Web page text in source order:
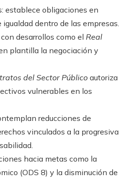
establece obligaciones en
dentro de las empresas.
desarrollos como el Real
plantilla la negociación y
del Sector Público autoriza
vulnerables en los
reducciones de
vinculados a la progresiva
hacia metas como la
(ODS 8) y la disminución de